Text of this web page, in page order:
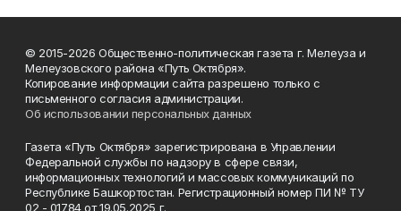
© 2015-2026 Общественно-политическая газета г. Мелеуза и
Мелеузовского района «Путь Октября».
Копирование информации сайта разрешено только с
письменного согласия администрации.
Об использовании персональных данных
Газета «Путь Октября» зарегистрирована в Управлении
Федеральной службы по надзору в сфере связи,
информационных технологий и массовых коммуникаций по
Республике Башкортостан. Регистрационный номер ПИ № ТУ
02 - 01784 от 19.05.2025 г.